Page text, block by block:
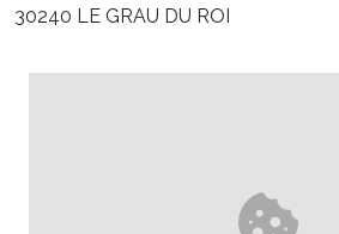
30240 LE GRAU DU ROI